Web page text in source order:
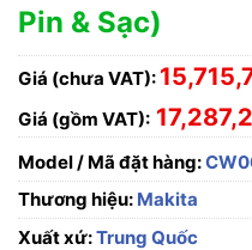
Pin & Sạc)
Giá (chưa VAT):
Giá (gồm VAT):
Model / Mã đặt hàng:
Thương hiệu: Makita
Xuất xứ:Trung Quốc